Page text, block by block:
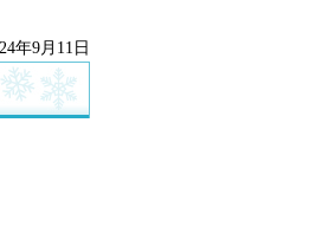
年9月11日